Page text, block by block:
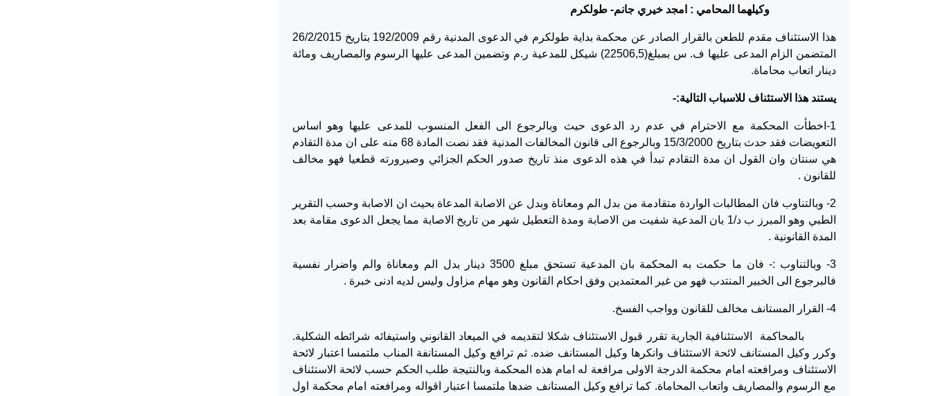
وكيلهما المحامي : امجد خيري جانم- طولكرم
هذا الاستئناف مقدم للطعن بالقرار الصادر عن محكمة بداية طولكرم في الدعوى المدنية رقم 192/2009 بتاريخ 26/2/2015
المتضمن الزام المدعى عليها ف. س بمبلغ(22506,5) شيكل للمدعية ر.م وتضمين المدعى عليها الرسوم والمصاريف ومائة
دينار اتعاب محاماة.
يستند هذا الاستئناف للاسباب التالية:-
1-اخطأت المحكمة مع الاحترام في عدم رد الدعوى حيث وبالرجوع الى الفعل المنسوب للمدعى عليها وهو اساس
التعويضات فقد حدث بتاريخ 15/3/2000 وبالرجوع الى قانون المخالفات المدنية فقد نصت المادة 68 منه على ان مدة التقادم
هي سنتان وان القول ان مدة التقادم تبدأ في هذه الدعوى منذ تاريخ صدور الحكم الجزائي وصيرورته قطعيا فهو مخالف
للقانون .
2- وبالتناوب فان المطالبات الواردة متقادمة من بدل الم ومعاناة وبدل عن الاصابة المدعاة بحيث ان الاصابة وحسب التقرير
الطبي وهو المبرز ب د/1 بان المدعية شفيت من الاصابة ومدة التعطيل شهر من تاريخ الاصابة مما يجعل الدعوى مقامة بعد
المدة القانونية .
3- وبالتناوب :- فان ما حكمت به المحكمة بان المدعية تستحق مبلغ 3500 دينار بدل الم ومعاناة والم واضرار نفسية
فالبرجوع الى الخبير المنتدب فهو من غير المعتمدين وفق احكام القانون وهو مهام مزاول وليس لديه ادنى خبرة .
4- القرار المستانف مخالف للقانون وواجب الفسخ.
بالمحاكمة الاستئنافية الجارية تقرر قبول الاستئناف شكلا لتقديمه في الميعاد القانوني واستيفائه شرائطه الشكلية.
وكرر وكيل المستانف لائحة الاستئناف وانكرها وكيل المستانف ضده. ثم ترافع وكيل المستانفة المناب ملتمسا اعتبار لائحة
الاستئناف ومرافعته امام محكمة الدرجة الاولى مرافعة له امام هذه المحكمة وبالنتيجة طلب الحكم حسب لائحة الاستئناف
مع الرسوم والمصاريف واتعاب المحاماة. كما ترافع وكيل المستانف ضدها ملتمسا اعتبار اقواله ومرافعته امام محكمة اول